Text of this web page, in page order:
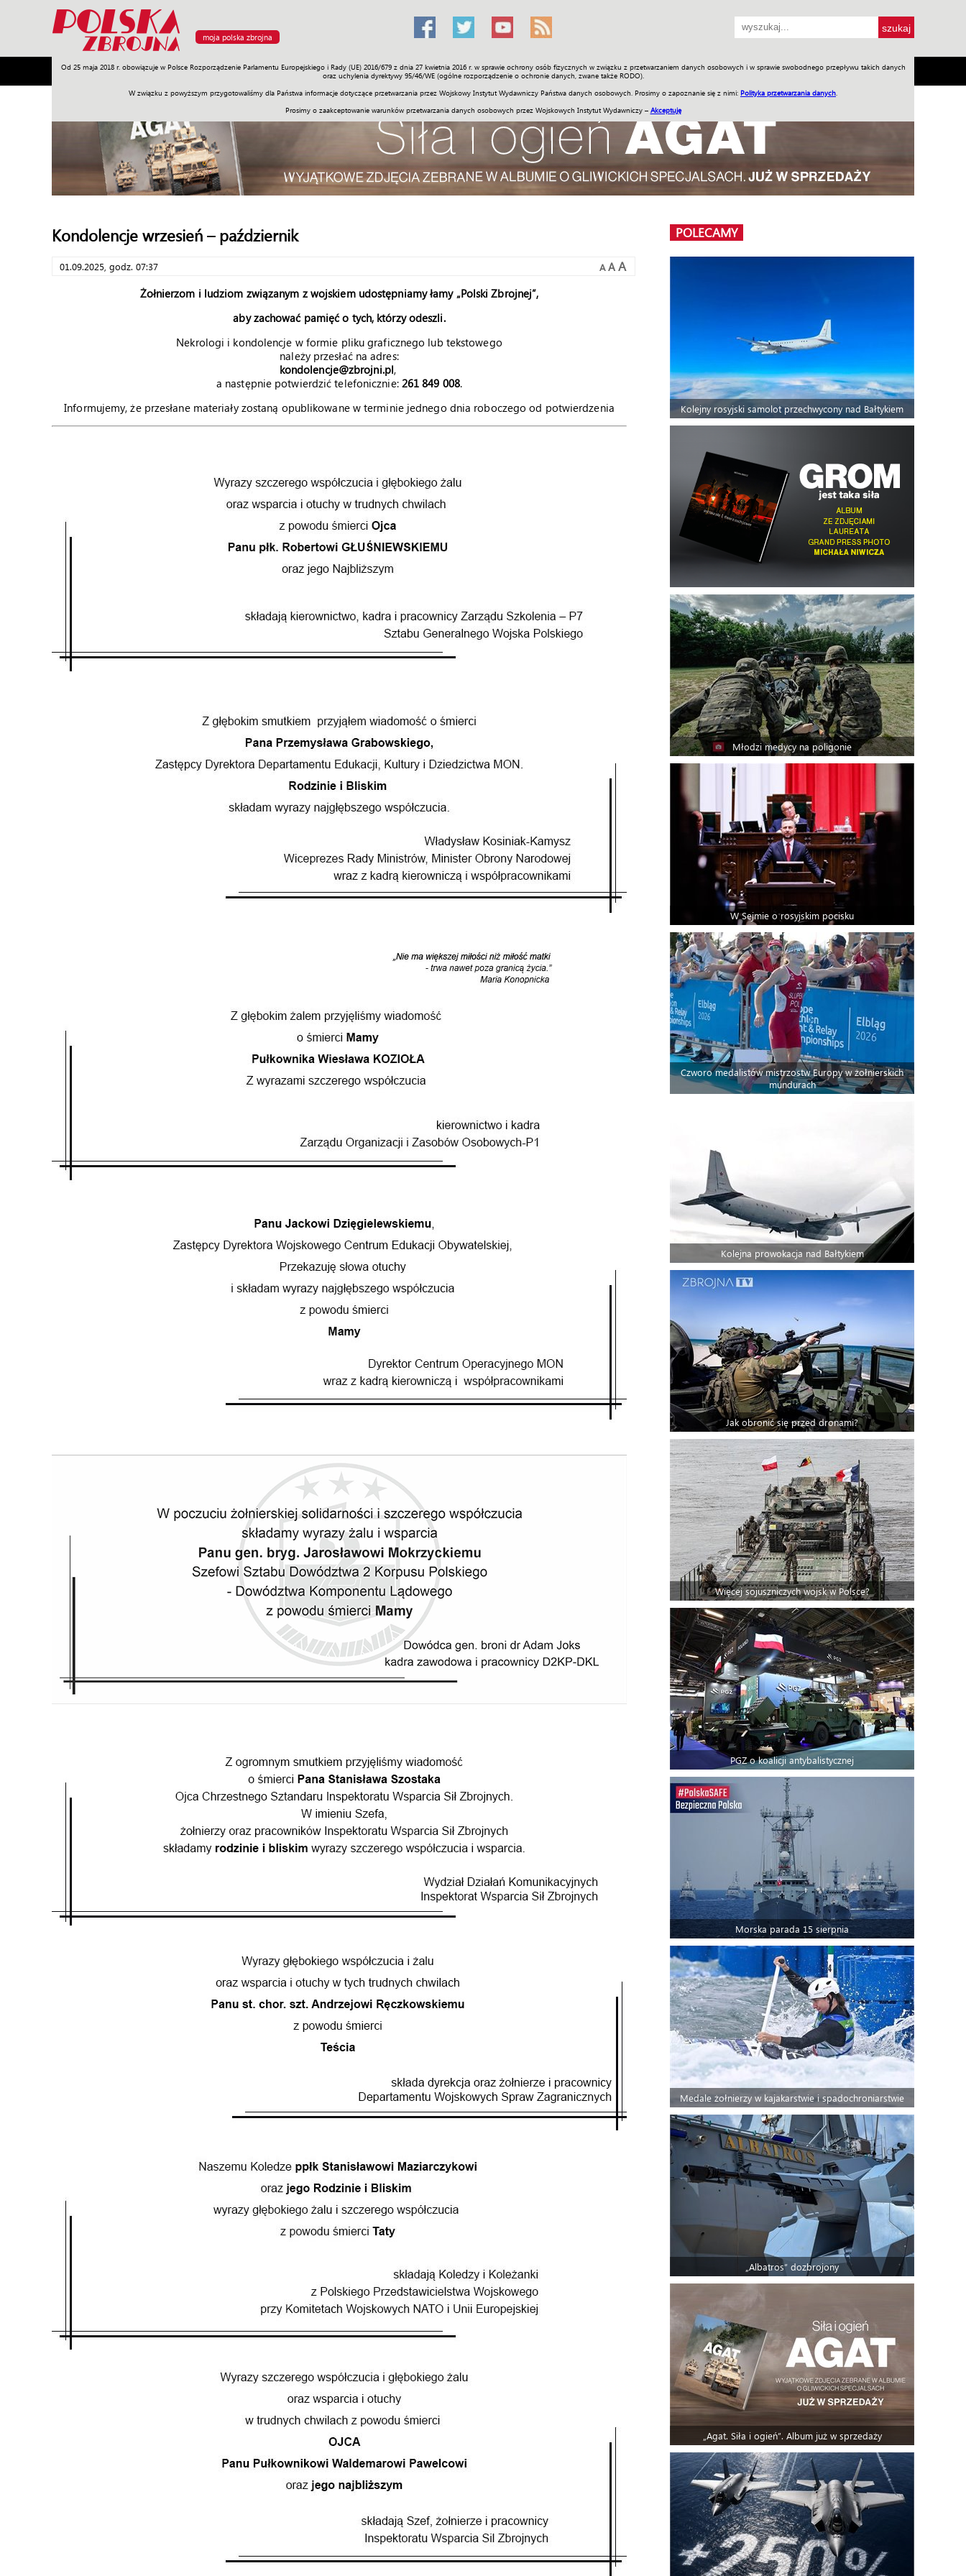
moja polska zbrojna
Od 25 maja 2018 r. obowiązuje w Polsce Rozporządzenie Parlamentu Europejskiego i Rady (UE) 2016/679 z dnia 27 kwietnia 2016 r. w sprawie ochrony osób fizycznych w związku z przetwarzaniem danych osobowych i w sprawie swobodnego przepływu takich danych
oraz uchylenia dyrektywy 95/46/WE (ogólne rozporządzenie o ochronie danych, zwane także RODO).
W związku z powyższym przygotowaliśmy dla Państwa informacje dotyczące przetwarzania przez Wojskowy Instytut Wydawniczy Państwa danych osobowych. Prosimy o zapoznanie się z nimi: Polityka przetwarzania danych
Prosimy o zaakceptowanie warunków przetwarzania danych osobowych przez Wojskowych Instytut Wydawniczy – Akceptuję
Armia Poligon Sprzęt Misje Polityka Prawo Świat Społeczność Sport Historia Galerie Wideo ENGLISH SKLEP Jednodniówki Praca w WIW
Kondolencje wrzesień – październik
01.09.2025, godz. 07:37 A A A
Żołnierzom i ludziom związanym z wojskiem udostępniamy łamy „Polski Zbrojnej”,
aby zachować pamięć o tych, którzy odeszli.
Nekrologi i kondolencje w formie pliku graficznego lub tekstowego
należy przesłać na adres:
kondolencje@zbrojni.pl,
a następnie potwierdzić telefonicznie: 261 849 008.
Informujemy, że przesłane materiały zostaną opublikowane w terminie jednego dnia roboczego od potwierdzenia
POLECAMY
Kolejny rosyjski samolot przechwycony nad Bałtykiem
Młodzi medycy na poligonie
W Sejmie o rosyjskim pocisku
Czworo medalistów mistrzostw Europy w żołnierskich
mundurach
Kolejna prowokacja nad Bałtykiem
Jak obronić się przed dronami?
Więcej sojuszniczych wojsk w Polsce?
PGZ o koalicji antybalistycznej
Morska parada 15 sierpnia
Medale żołnierzy w kajakarstwie i spadochroniarstwie
„Albatros” dozbrojony
„Agat. Siła i ogień”. Album już w sprzedaży